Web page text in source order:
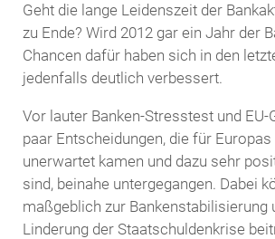
Geht die lange Leidenszeit der
zu Ende? Wird 2012 gar ein Jahr der
Chancen dafür haben sich in den
jedenfalls deutlich verbessert.
Vor lauter Banken-Stresstest und EU-
paar Entscheidungen, die für
unerwartet kamen und dazu sehr
sind, beinahe untergegangen. Dabei
maßgeblich zur Bankenstabilisierung
Linderung der Staatschuldenkrise